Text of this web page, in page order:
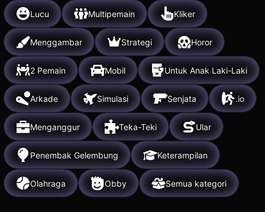
Lucu Multipemain Kliker
Menggambar Strategi Horor
2 Pemain Mobil Untuk Anak Laki-Laki
Arkade Simulasi Senjata .io
Menganggur Teka-Teki Ular
Penembak Gelembung Keterampilan
Olahraga Obby Semua kategori